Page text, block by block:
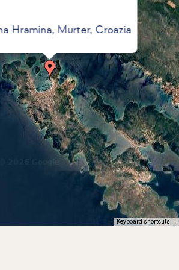
Hramina, Murter, Croazia
Keyboard shortcuts